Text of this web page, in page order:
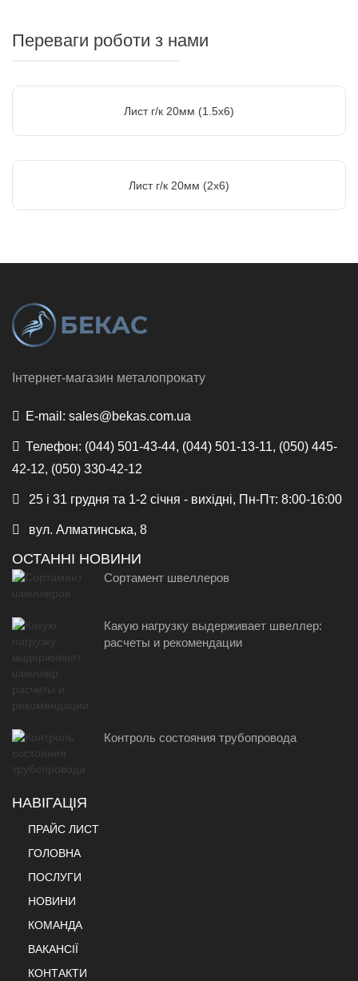
Переваги роботи з нами
Лист г/к 20мм (1.5х6)
Лист г/к 20мм (2х6)
Інтернет-магазин металопрокату
E-mail: sales@bekas.com.ua
Телефон: (044) 501-43-44, (044) 501-13-11, (050) 445-
42-12, (050) 330-42-12
25 і 31 грудня та 1-2 січня - вихідні, Пн-Пт: 8:00-16:00
вул. Алматинська, 8
ОСТАННІ НОВИНИ
Сортамент швеллеров
Какую нагрузку выдерживает швеллер:
расчеты и рекомендации
Контроль состояния трубопровода
НАВІГАЦІЯ
ПРАЙС ЛИСТ
ГОЛОВНА
ПОСЛУГИ
НОВИНИ
КОМАНДА
ВАКАНСІЇ
КОНТАКТИ